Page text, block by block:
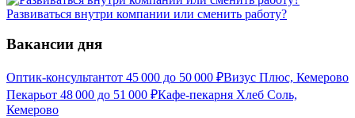
Развиваться внутри компании или сменить работу?
Вакансии дня
Оптик-консультантот 45 000 до 50 000 ₽Визус Плюс, Кемерово
Пекарьот 48 000 до 51 000 ₽Кафе-пекарня Хлеб Соль,
Кемерово